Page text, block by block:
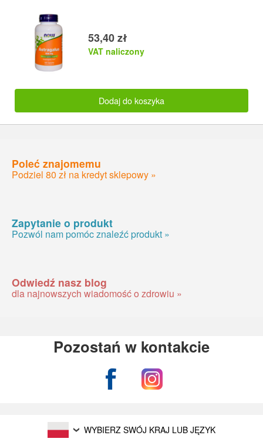
53,40 zł
VAT naliczony
Dodaj do koszyka
Poleć znajomemu
Podziel 80 zł na kredyt sklepowy »
Zapytanie o produkt
Pozwól nam pomóc znaleźć produkt »
Odwiedź nasz blog
dla najnowszych wiadomość o zdrowiu »
Pozostań w kontakcie
WYBIERZ SWÓJ KRAJ LUB JĘZYK